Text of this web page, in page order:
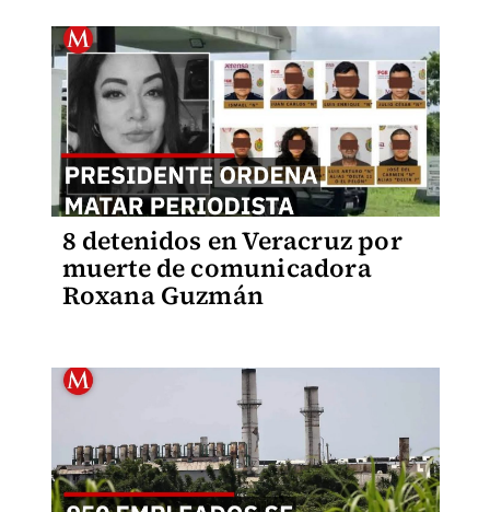
8 detenidos en Veracruz por
muerte de comunicadora
Roxana Guzmán